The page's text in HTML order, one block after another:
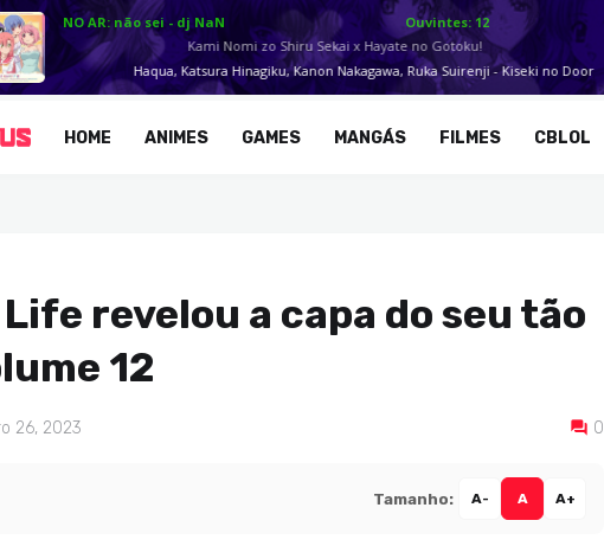
HOME ANIMES GAMES MANGÁS FILMES CBLOL
Life revelou a capa do seu tão
12
26, 2023 0
Tamanho: A- A A+